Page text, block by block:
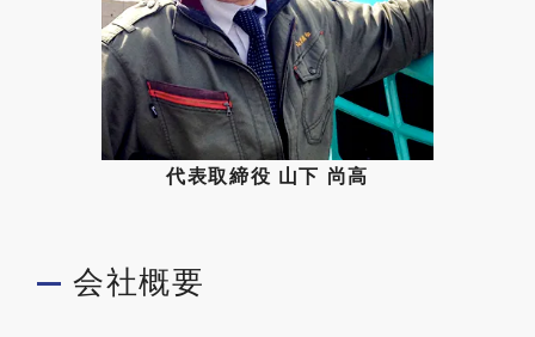
代表取締役 山下 尚高
会社概要